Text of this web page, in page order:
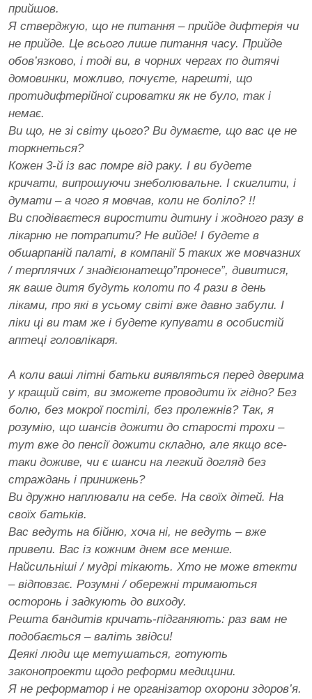
прийшов.
Я стверджую, що не питання – прийде дифтерія чи
не прийде. Це всього лише питання часу. Прийде
обов’язково, і тоді ви, в чорних чергах по дитячі
домовинки, можливо, почуєте, нарешті, що
протидифтерійної сироватки як не було, так і
немає.
Ви що, не зі світу цього? Ви думаєте, що вас це не
торкнеться?
Кожен 3-й із вас помре від раку. І ви будете
кричати, випрошуючи знеболювальне. І скиглити, і
думати – а чого я мовчав, коли не боліло? !!
Ви сподіваєтеся виростити дитину і жодного разу в
лікарню не потрапити? Не вийде! І будете в
обшарпаній палаті, в компанії 5 таких же мовчазних
/ терплячих / знадієюнатещо”пронесе”, дивитися,
як ваше дитя будуть колоти по 4 рази в день
ліками, про які в усьому світі вже давно забули. І
ліки ці ви там же і будете купувати в особистій
аптеці головлікаря.
А коли ваші літні батьки виявляться перед дверима
у кращий світ, ви зможете проводити їх гідно? Без
болю, без мокрої постілі, без пролежнів? Так, я
розумію, що шансів дожити до старості трохи –
тут вже до пенсії дожити складно, але якщо все-
таки доживе, чи є шанси на легкий догляд без
страждань і принижень?
Ви дружно наплювали на себе. На своїх дітей. На
своїх батьків.
Вас ведуть на бійню, хоча ні, не ведуть – вже
привели. Вас із кожним днем все менше.
Найсильніші / мудрі тікають. Хто не може втекти
– відповзає. Розумні / обережні тримаються
осторонь і задкують до виходу.
Решта бандитів кричать-підганяють: раз вам не
подобається – валіть звідси!
Деякі люди ще метушаться, готують
законопроекти щодо реформи медицини.
Я не реформатор і не організатор охорони здоров’я.